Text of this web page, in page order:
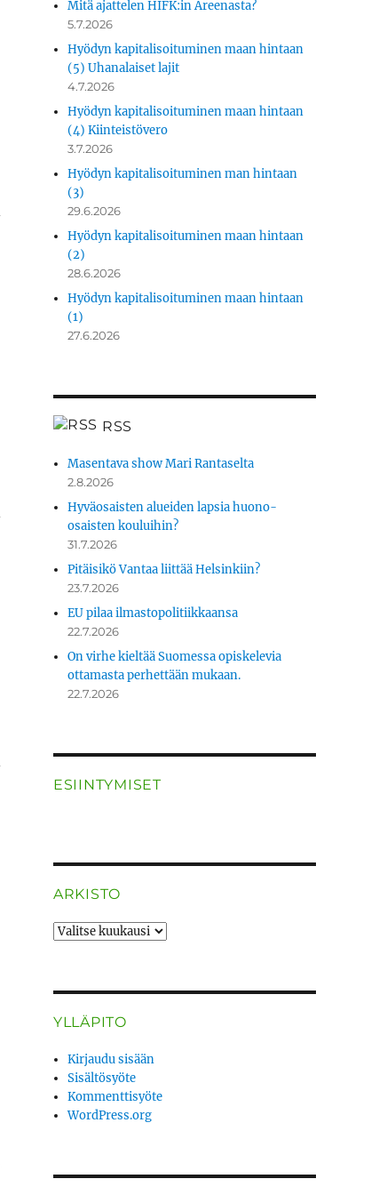
Mitä ajattelen HIFK:in Areenasta?
5.7.2026
Hyödyn kapitalisoituminen maan hintaan
(5) Uhanalaiset lajit
4.7.2026
Hyödyn kapitalisoituminen maan hintaan
(4) Kiinteistövero
3.7.2026
Hyödyn kapitalisoituminen man hintaan
(3)
29.6.2026
Hyödyn kapitalisoituminen maan hintaan
(2)
28.6.2026
Hyödyn kapitalisoituminen maan hintaan
(1)
27.6.2026
RSS
Masentava show Mari Rantaselta
2.8.2026
Hyväosaisten alueiden lapsia huono-
osaisten kouluihin?
31.7.2026
Pitäisikö Vantaa liittää Helsinkiin?
23.7.2026
EU pilaa ilmastopolitiikkaansa
22.7.2026
On virhe kieltää Suomessa opiskelevia
ottamasta perhettään mukaan.
22.7.2026
ESIINTYMISET
ARKISTO
ARKISTO
YLLÄPITO
Kirjaudu sisään
Sisältösyöte
Kommenttisyöte
WordPress.org